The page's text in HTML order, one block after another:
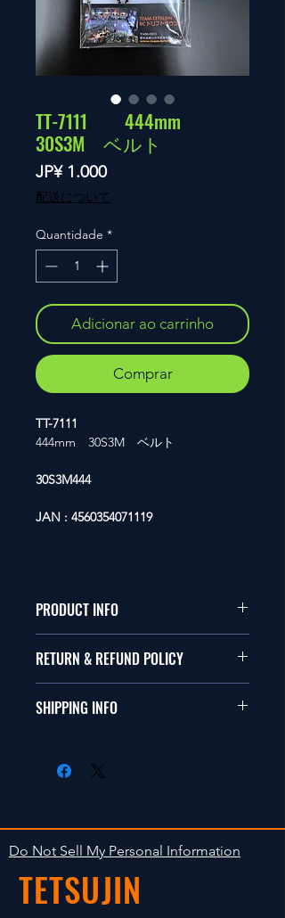
TT-7111 444mm
30S3M ベルト
JP¥ 1.000Preço
配送について
Quantidade *
Adicionar ao carrinho
Comprar
TT-7111
444mm 30S3M ベルト
30S3M444
JAN : 4560354071119
PRODUCT INFO
本品は1/10サイズのラジオコント
This items fit in with 1/10 sizes of
RETURN & REFUND POLICY
商品に明らかな欠陥がないかぎり
isn't accepted in goods.
SHIPPING INFO
します。海外への出荷は入金確認
The occasion with the stock is
shipped in 2-5 days. Shipment to
foreign countries will be shipment
after payment confirmation.
Do Not Sell My Personal Information
TETSUJIN